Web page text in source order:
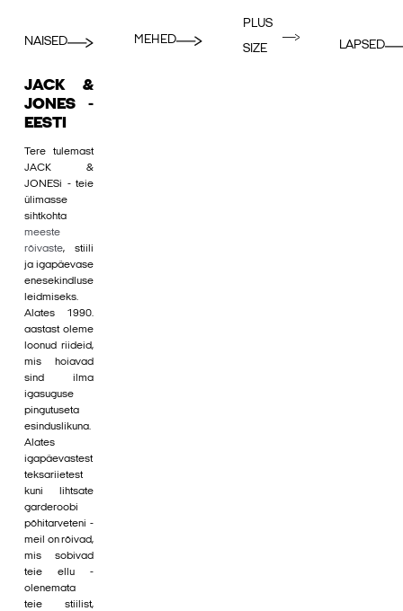
NAISED MEHED
PLUS
SIZE
LAPSED
JACK &
JONES -
EESTI
Tere tulemast
JACK &
JONESi - teie
ülimasse
sihtkohta
meeste
rõivaste, stiili
ja igapäevase
enesekindluse
leidmiseks.
Alates 1990.
aastast oleme
loonud riideid,
mis hoiavad
sind ilma
igasuguse
pingutuseta
esinduslikuna.
Alates
igapäevastest
teksariietest
kuni lihtsate
garderoobi
põhitarveteni -
meil on rõivad,
mis sobivad
teie ellu -
olenemata
teie stiilist,